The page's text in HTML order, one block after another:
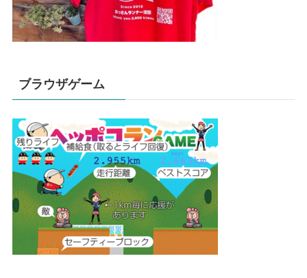
ブラウザゲーム